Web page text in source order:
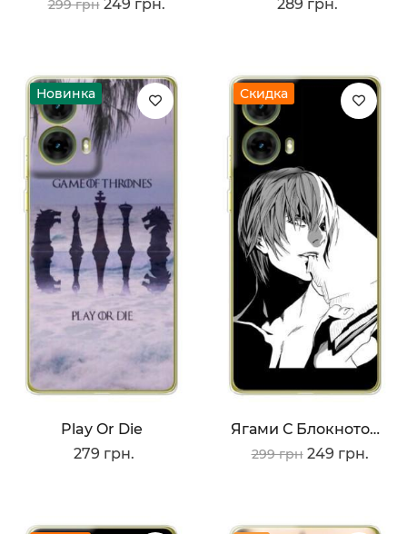
299 грн 249 грн. 289 грн.
Новинка
Play Or Die
279 грн.
Скидка
Ягами С Блокнотом
299 грн 249 грн.